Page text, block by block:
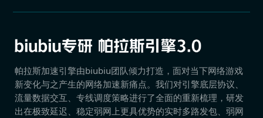
帕拉斯加速引擎由biubiu团队倾力打造，面对当下网络游戏
新变化与之产生的网络加速新痛点。我们对引擎底层协议、
流量数据交互、专线调度策略进行了全面的重新梳理，研发
出在极致延迟、稳定弱网上更具优势的实时多路发包、弱网